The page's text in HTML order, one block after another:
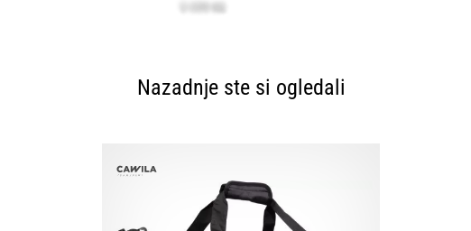
Nazadnje ste si ogledali